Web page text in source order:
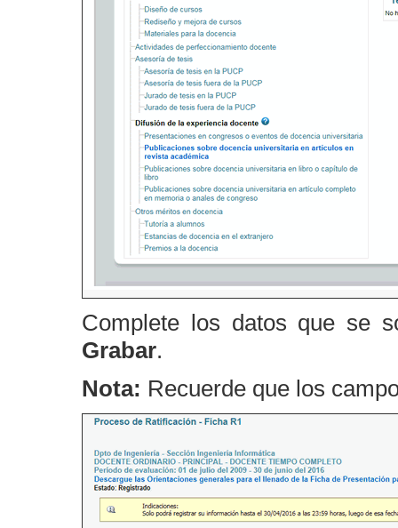
Complete los datos que se
Grabar.
Nota: Recuerde que los